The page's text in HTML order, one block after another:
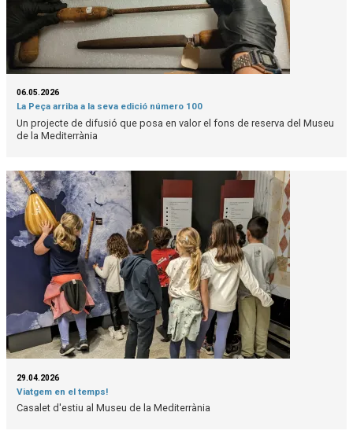
06.05.2026
La Peça arriba a la seva edició número 100
Un projecte de difusió que posa en valor el fons de reserva del Museu
de la Mediterrània
29.04.2026
Viatgem en el temps!
Casalet d'estiu al Museu de la Mediterrània